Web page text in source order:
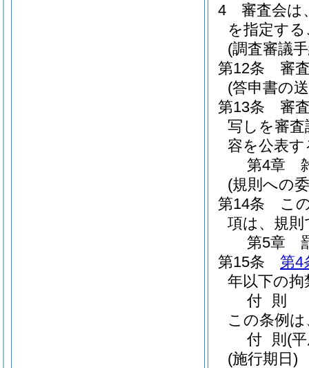
4
審査会は
を指定す
(調査審議
第12条
審
(答申書の
第13条
審
写しを審
容を公表
第4章
(規則への
第14条
こ
項は、規
第5章
第15条
第4
年以下の
付 則
この条例
付 則 (
(施行期日)